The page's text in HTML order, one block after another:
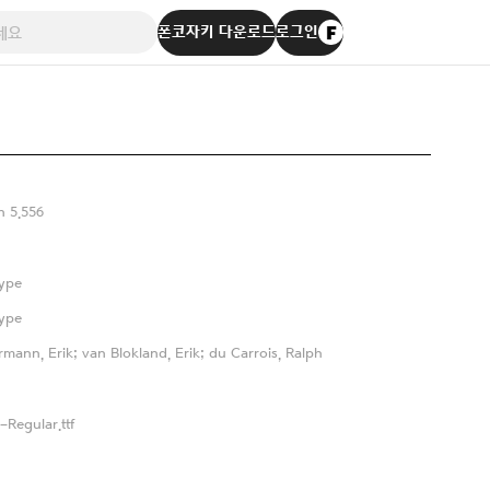
폰코자키 다운로드로그인
5.556
Erik; van Blokland, Erik; du Carrois, Ralph
Regular.ttf